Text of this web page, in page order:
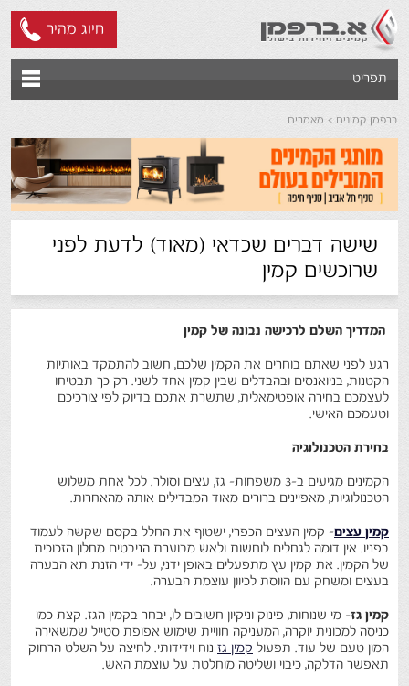
חיוג מהיר
תפריט
ברפמן קמינים מאמרים
שישה דברים שכדאי (מאוד) לדעת לפני
שרוכשים קמין
המדריך השלם לרכישה נבונה של קמין
רגע לפני שאתם בוחרים את הקמין שלכם, חשוב להתמקד באותיות
הקטנות, בניואנסים ובהבדלים שבין קמין אחד לשני. רק כך תבטיחו
לעצמכם בחירה אופטימאלית, שתשרת אתכם בדיוק לפי צורכיכם
וטעמכם האישי.
בחירת הטכנולוגיה
הקמינים מגיעים ב-3 משפחות- גז, עצים וסולר. לכל אחת משלוש
הטכנולוגיות, מאפיינים ברורים מאוד המבדילים אותה מהאחרות.
קמין עצים- קמין העצים הכפרי, ישטוף את החלל בקסם שקשה לעמוד
בפניו. אין דומה לגחלים לוחשות ולאש מבוערת הניבטים מחלון הזכוכית
של הקמין. את קמין עץ מתפעלים באופן ידני, על- ידי הזנת תא הבערה
בעצים ומשחק עם הווסת לכיוון עוצמת הבערה.
קמין גז- מי שנוחות, פינוק וניקיון חשובים לו, יבחר בקמין הגז. קצת כמו
כניסה למכונית יוקרה, המעניקה חוויית שימוש אפופת סטייל שמשאירה
המון טעם של עוד. תפעול קמין גז נוח וידידותי. לחיצה על השלט הרחוק
תאפשר הדלקה, כיבוי ושליטה מוחלטת על עוצמת האש.